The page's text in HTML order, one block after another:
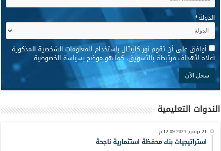
الدولة*
* أوافق على أن تقوم نور كابيتال باستخدام المعلومات الشخصية المذكورة
أعلاه لأهداف مرتبطة بالتسويق، كما هو موضح بسياسة الخصوصية
الندوات التعليمية
21 يونيو, 2024 12:09 م
استراتيجيات بناء محفظة استثمارية ناجحة